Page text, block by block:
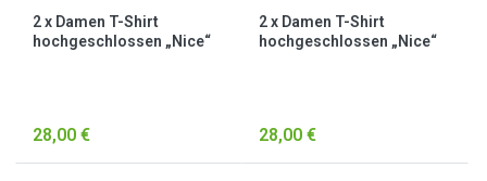
2 x Damen T-Shirt
hochgeschlossen „Nice“
28,00 €
2 x Damen T-Shirt
hochgeschlossen „Nice“
28,00 €